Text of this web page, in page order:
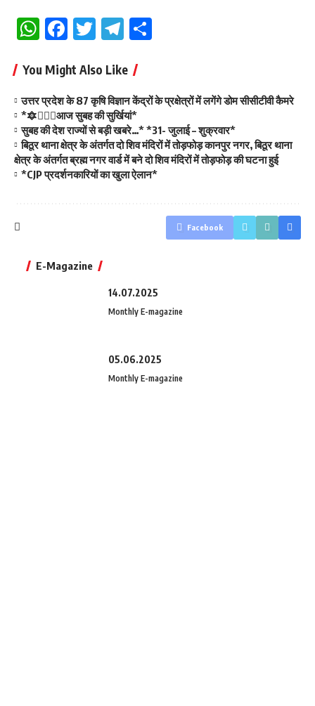
WhatsApp
Facebook
TwitterTelegram
You Might Also Like
उत्तर प्रदेश के 87 कृषि विज्ञान केंद्रों के प्रक्षेत्रों में लगेंगे डोम सीसीटीवी कैमरे
*🔯💁🏻‍♂️आज सुबह की सुर्खियां*
सुबह की देश राज्यों से बड़ी खबरे…* *31- जुलाई – शुक्रवार*
बिठूर थाना क्षेत्र के अंतर्गत दो शिव मंदिरों में तोड़फोड़ कानपुर नगर, बिठूर थाना
क्षेत्र के अंतर्गत ब्रह्म नगर वार्ड में बने दो शिव मंदिरों में तोड़फोड़ की घटना हुई
*CJP प्रदर्शनकारियों का खुला ऐलान*
Facebook
E-Magazine
14.07.2025
Monthly E-magazine
05.06.2025
Monthly E-magazine